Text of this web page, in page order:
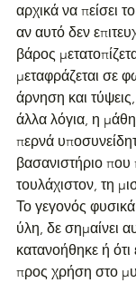
αρχικά να πείσει
αν αυτό δεν
βάρος
μεταφράζεται σε
άρνηση και
άλλα λόγια, η
περνά
βασανιστήριο που
τουλάχιστον, τη
Το γεγονός
ύλη, δε σημαίνει
κατανοήθηκε ή ότι
προς χρήση στο